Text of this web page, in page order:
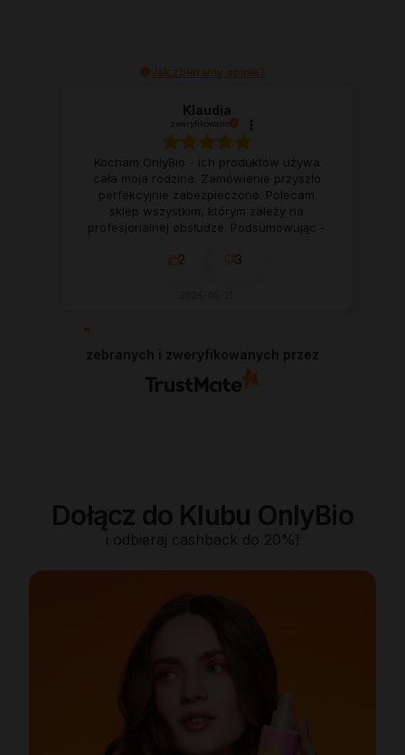
Jak zbieramy opinie?
Klaudia
zweryfikowano
Kocham OnlyBio - ich produktów używa
cała moja rodzina. Zamówienie przyszło
perfekcyjnie zabezpieczone. Polecam
sklep wszystkim, którym zależy na
profesjonalnej obsłudze. Podsumowując -
2 3
zebranych i zweryfikowanych przez
Dołącz do Klubu OnlyBio
i odbieraj cashback do 20%!